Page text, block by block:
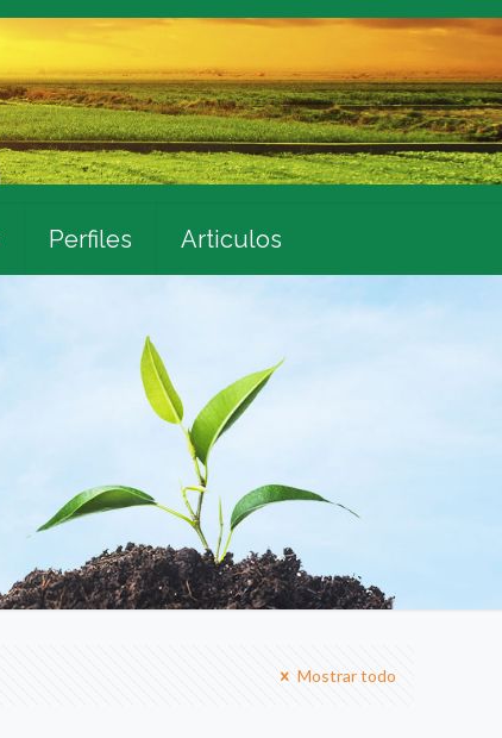
Perfiles Articulos
Mostrar todo